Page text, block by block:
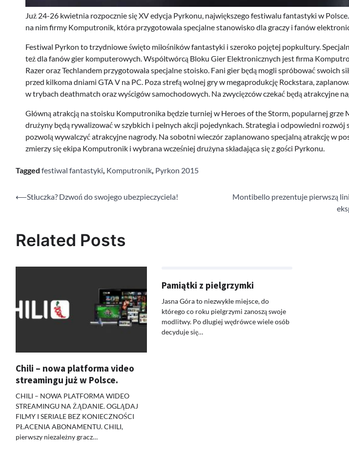
Już 24-26 kwietnia rozpocznie się XV edycja Pyrkonu, największego festiwalu fantastyki w
na nim firmy Komputronik, która przygotowała specjalne stanowisko dla graczy i fanów
Festiwal Pyrkon to trzydniowe święto miłośników fantastyki i szeroko pojętej popkultury.
też dla fanów gier komputerowych. Współtwórcą Bloku Gier Elektronicznych jest firma
Razer oraz Techlandem przygotowała specjalne stoisko. Fani gier będą mogli spróbować swoich
przed kilkoma dniami GTA V na PC. Poza strefą wolnej gry w megaprodukcję Rockstara,
w trybach deathmatch oraz wyścigów samochodowych. Na zwycięzców czekać będą atrakcyjne
Główną atrakcją na stoisku Komputronika będzie turniej w Heroes of the Storm, popularnej grze
drużyny będą rywalizować w szybkich i pełnych akcji pojedynkach. Strategia i odpowiedni rozwój
pozwolą wywalczyć atrakcyjne nagrody. Na sobotni wieczór zaplanowano specjalną atrakcję w
zmierzy się ekipa Komputronik i wybrana wcześniej drużyna składająca się z gości Pyrkonu.
Tagged festiwal fantastyki Komputronik Pyrkon 2015
Nawigacja
⟵Stłuczka? Dzwoń do swojego ubezpieczyciela!
Montibello prezentuje pierwszą
Related Posts
Chili – nowa platforma video
streamingu już w Polsce.
CHILI – NOWA PLATFORMA WIDEO
STREAMINGU NA ŻĄDANIE. OGLĄDAJ
FILMY I SERIALE BEZ KONIECZNOŚCI
PŁACENIA ABONAMENTU. CHILI,
pierwszy niezależny gracz…
Pamiątki z pielgrzymki
Jasna Góra to niezwykłe miejsce, do
którego co roku pielgrzymi zanoszą swoje
modlitwy. Po długiej wędrówce wiele osób
decyduje się…